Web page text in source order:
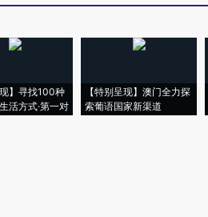
现】寻找100种
活方式·第一对
【特别呈现】澳门全力探
索葡语国家新渠道